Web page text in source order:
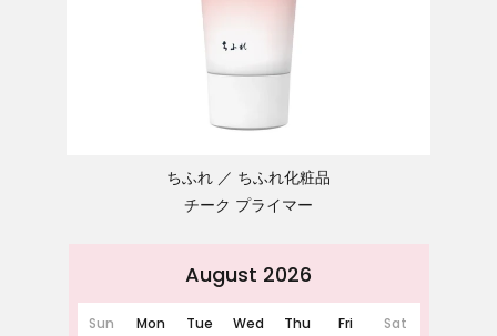
ちふれ
ちふれ化粧品
チーク プライマー
August 2026
Sun Mon Tue Wed Thu Fri Sat